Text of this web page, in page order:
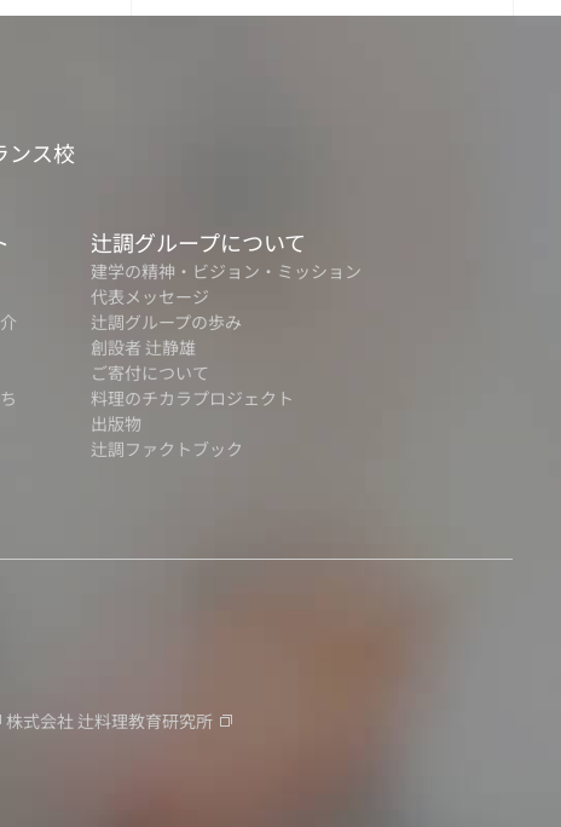
ンス校
辻調グループについて
建学の精神・ビジョン・ミッション
代表メッセージ
辻調グループの歩み
創設者 辻静雄
ご寄付について
料理のチカラプロジェクト
出版物
辻調ファクトブック
株式会社 辻料理教育研究所